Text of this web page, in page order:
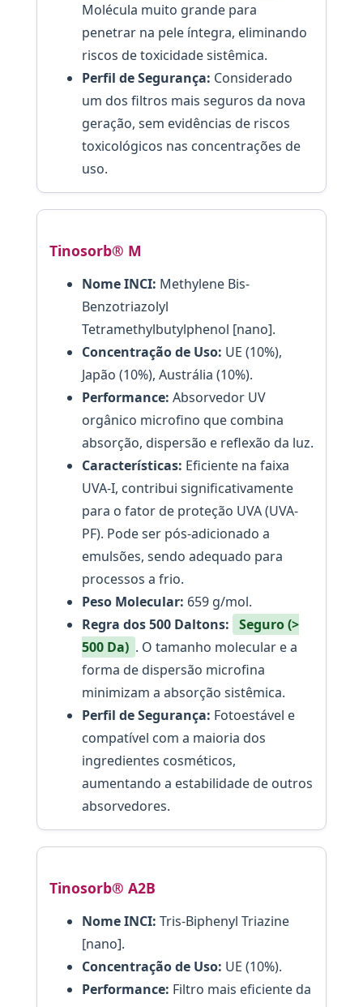
Molécula muito grande para
penetrar na pele íntegra, eliminando
riscos de toxicidade sistêmica.
Perfil de Segurança: Considerado
um dos filtros mais seguros da nova
geração, sem evidências de riscos
toxicológicos nas concentrações de
uso.
Tinosorb® M
Nome INCI: Methylene Bis-
Benzotriazolyl
Tetramethylbutylphenol [nano].
Concentração de Uso: UE (10%),
Japão (10%), Austrália (10%).
Performance: Absorvedor UV
orgânico microfino que combina
absorção, dispersão e reflexão da luz.
Características: Eficiente na faixa
UVA-I, contribui significativamente
para o fator de proteção UVA (UVA-
PF). Pode ser pós-adicionado a
emulsões, sendo adequado para
processos a frio.
Peso Molecular: 659 g/mol.
Regra dos 500 Daltons: Seguro (>
500 Da) . O tamanho molecular e a
forma de dispersão microfina
minimizam a absorção sistêmica.
Perfil de Segurança: Fotoestável e
compatível com a maioria dos
ingredientes cosméticos,
aumentando a estabilidade de outros
absorvedores.
Tinosorb® A2B
Nome INCI: Tris-Biphenyl Triazine
[nano].
Concentração de Uso: UE (10%).
Performance: Filtro mais eficiente da